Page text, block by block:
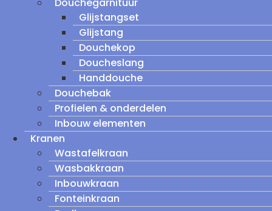
Glijstangset
Glijstang
Douchekop
Doucheslang
Handdouche
Douchebak
Profielen & onderdelen
Inbouw elementen
Kranen
Wastafelkraan
Wasbakkraan
Inbouwkraan
Fonteinkraan